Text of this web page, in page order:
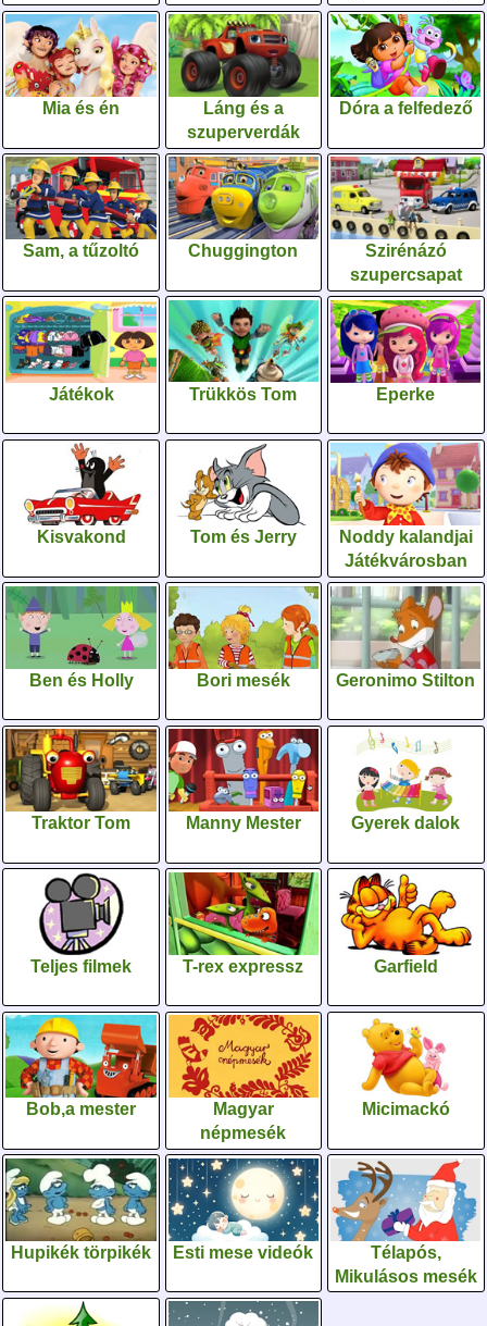
Mia és én
Láng és a
szuperverdák
Dóra a felfedező
Sam, a tűzoltó Chuggington
Szirénázó
szupercsapat
Játékok Trükkös Tom Eperke
Kisvakond Tom és Jerry
Noddy kalandjai
Játékvárosban
Ben és Holly Bori mesék Geronimo Stilton
Traktor Tom Manny Mester Gyerek dalok
Teljes filmek T-rex expressz Garfield
Bob,a mester
Magyar
népmesék
Micimackó
Hupikék törpikék Esti mese videók
Télapós,
Mikulásos mesék